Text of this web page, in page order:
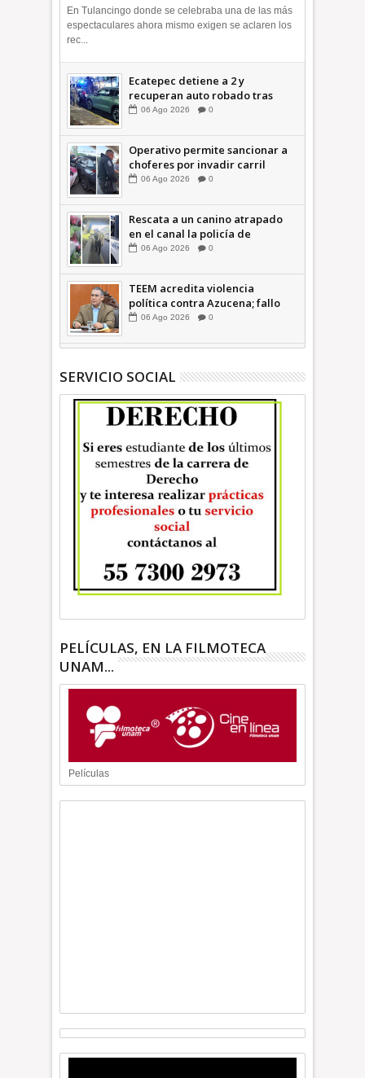
En Tulancingo donde se celebraba una de las más
espectaculares ahora mismo exigen se aclaren los
rec...
Ecatepec detiene a 2 y
recuperan auto robado tras
operativo con Tecámac +Video
06 Ago 2026 0
Operativo permite sancionar a
choferes por invadir carril
confinado: Ecatepec +Video |
06 Ago 2026 0
Rescata a un canino atrapado
en el canal la policía de
Ecatepec INFORMATIVA
06 Ago 2026 0
TEEM acredita violencia
política contra Azucena; fallo
confirma guerra sucia: Octavio
06 Ago 2026 0
SERVICIO SOCIAL
PELÍCULAS, EN LA FILMOTECA
UNAM...
Películas